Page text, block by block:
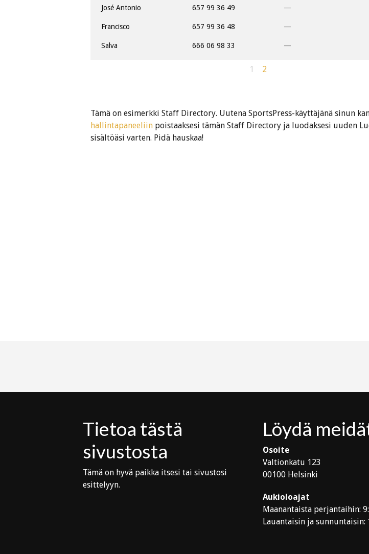
José Antonio 657 99 36 49 —
Francisco 657 99 36 48 —
Salva 666 06 98 33 —
1 2
Tämä on esimerkki Staff Directory. Uutena SportsPress-käyttäjänä sinun
hallintapaneeliin poistaaksesi tämän Staff Directory ja luodaksesi uuden
sisältöäsi varten. Pidä hauskaa!
Tietoa tästä
sivustosta
Tämä on hyvä paikka itsesi tai sivustosi
esittelyyn.
Löydä
Osoite
Valtionkatu 123
00100 Helsinki
Aukioloajat
Maanantaista perjantaihin:
Lauantaisin ja sunnuntaisin: